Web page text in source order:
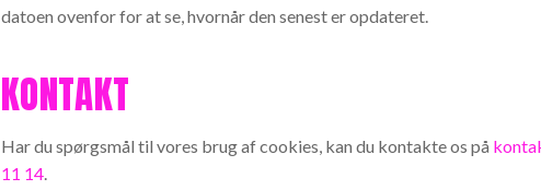
datoen ovenfor for at se, hvornår den senest er opdateret.
KONTAKT
Har du spørgsmål til vores brug af cookies, kan du kontakte os på
11 14.